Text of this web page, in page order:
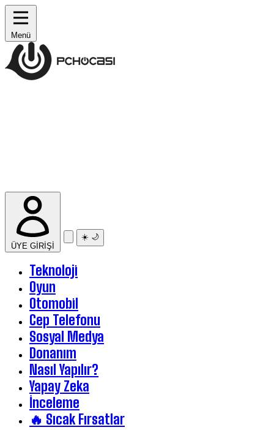
Menü
ÜYE GİRİŞİ
☀️ 🌙
Teknoloji
Oyun
Otomobil
Cep Telefonu
Sosyal Medya
Donanım
Nasıl Yapılır?
Yapay Zeka
İnceleme
🔥 Sıcak Fırsatlar